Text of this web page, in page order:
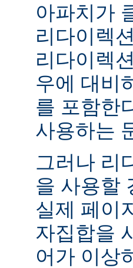
아파치가
리다이렉
리다이렉
우에 대비
를 포함한
사용하는
그러나 리
을 사용할
실제 페이
자집합을
어가 이상